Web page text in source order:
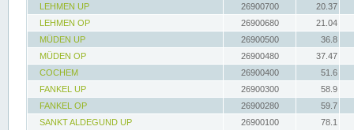
LEHMEN UP
26900700
20.37
LEHMEN OP
26900680
21.04
MÜDEN UP
26900500
36.8
MÜDEN OP
26900480
37.47
COCHEM
26900400
51.6
FANKEL UP
26900300
58.9
FANKEL OP
26900280
59.7
SANKT ALDEGUND UP
26900100
78.1